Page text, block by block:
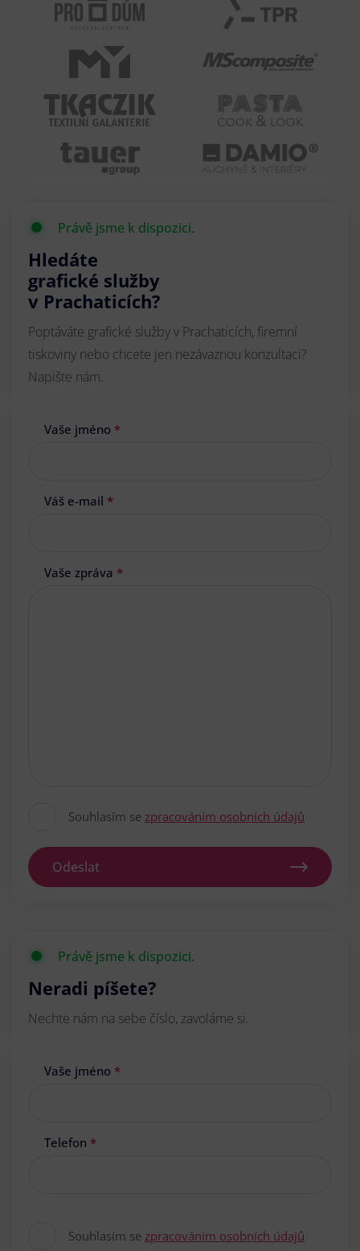
Právě jsme k dispozici.
Hledáte
grafické služby
v Prachaticích?
Poptáváte grafické služby v Prachaticích, firemní
tiskoviny nebo chcete jen nezávaznou konzultaci?
Napište nám.
Vaše jméno *
Váš e-mail *
Vaše zpráva *
Souhlasím se zpracováním osobních údajů
Odeslat
Právě jsme k dispozici.
Neradi píšete?
Nechte nám na sebe číslo, zavoláme si.
Vaše jméno *
Telefon *
Souhlasím se zpracováním osobních údajů